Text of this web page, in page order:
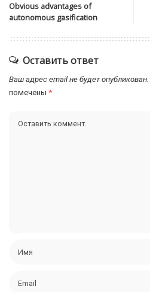
Obvious advantages of
autonomous gasification
Оставить ответ
Ваш адрес email не будет опубликован.
помечены *